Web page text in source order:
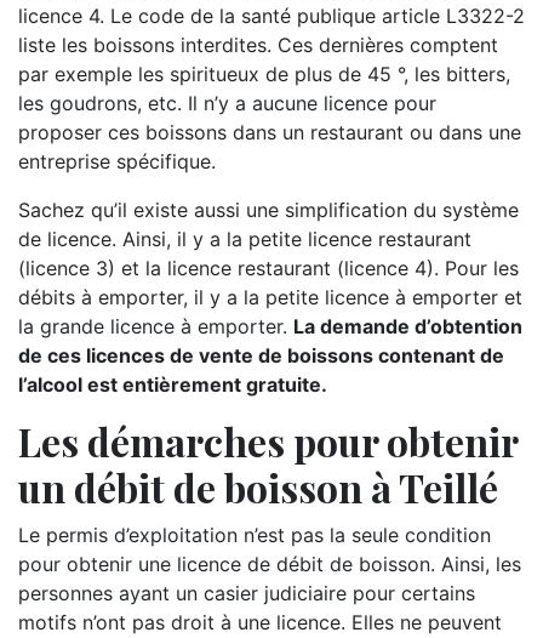
licence 4. Le code de la santé publique article L3322-2
liste les boissons interdites. Ces dernières comptent
par exemple les spiritueux de plus de 45 °, les bitters,
les goudrons, etc. Il n’y a aucune licence pour
proposer ces boissons dans un restaurant ou dans une
entreprise spécifique.
Sachez qu’il existe aussi une simplification du système
de licence. Ainsi, il y a la petite licence restaurant
(licence 3) et la licence restaurant (licence 4). Pour les
débits à emporter, il y a la petite licence à emporter et
la grande licence à emporter. La demande d’obtention
de ces licences de vente de boissons contenant de
l’alcool est entièrement gratuite.
Les démarches pour obtenir
un débit de boisson à Teillé
Le permis d’exploitation n’est pas la seule condition
pour obtenir une licence de débit de boisson. Ainsi, les
personnes ayant un casier judiciaire pour certains
motifs n’ont pas droit à une licence. Elles ne peuvent